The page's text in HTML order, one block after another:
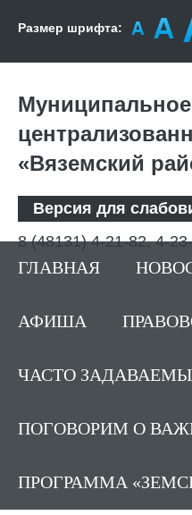
Размер шрифта:
«Вяземский
Версия для
8 (48131) 4-21-82, 4-
ГЛАВНАЯ
АФИША
ЧАСТО
ПОГОВОРИМ О
ПРОГРАММА